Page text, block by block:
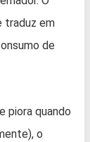
traduz em
de
piora quando
o